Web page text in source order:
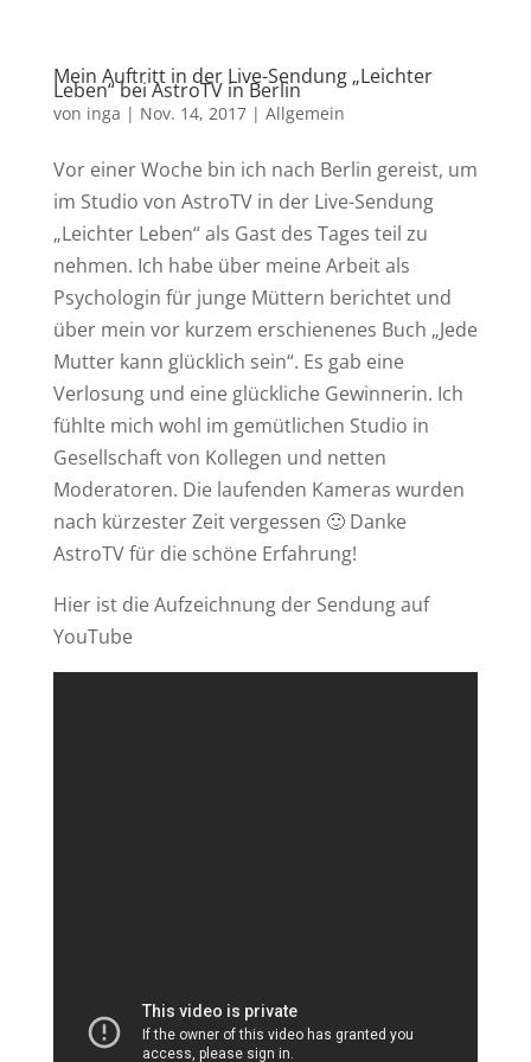
Mein Auftritt in der Live-Sendung „Leichter
Leben“ bei AstroTV in Berlin
von inga | Nov. 14, 2017| Allgemein
Vor einer Woche bin ich nach Berlin gereist, um
im Studio von AstroTV in der Live-Sendung
„Leichter Leben“ als Gast des Tages teil zu
nehmen. Ich habe über meine Arbeit als
Psychologin für junge Müttern berichtet und
über mein vor kurzem erschienenes Buch „Jede
Mutter kann glücklich sein“. Es gab eine
Verlosung und eine glückliche Gewinnerin. Ich
fühlte mich wohl im gemütlichen Studio in
Gesellschaft von Kollegen und netten
Moderatoren. Die laufenden Kameras wurden
nach kürzester Zeit vergessen 🙂 Danke
AstroTV für die schöne Erfahrung!
Hier ist die Aufzeichnung der Sendung auf
YouTube